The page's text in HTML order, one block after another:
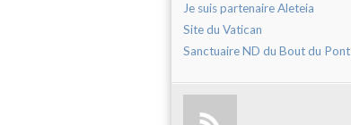
Je suis partenaire Aleteia
Site du Vatican
Sanctuaire ND du Bout du Pont